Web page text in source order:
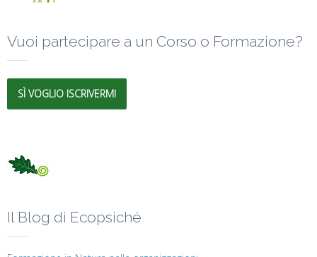
Vuoi partecipare a un Corso o Formazione?
SÌ VOGLIO ISCRIVERMI
Il Blog di Ecopsiché